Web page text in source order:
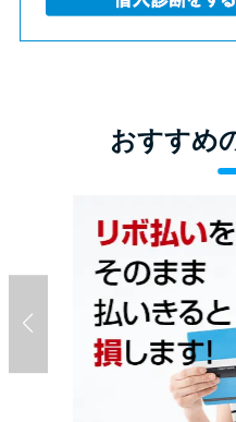
落ちる
を分析
合わせ
せ方法
おすすめ